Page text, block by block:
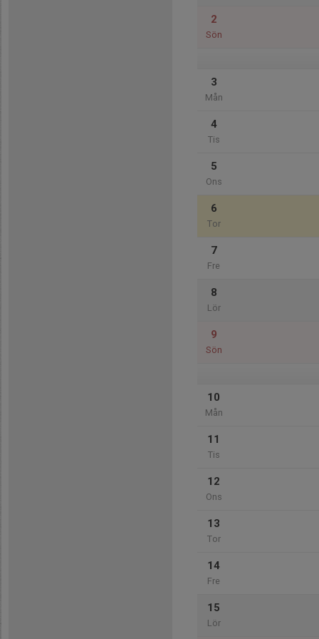
2
Sön
3
Mån
4
Tis
5
Ons
6
Tor
7
Fre
8
Lör
9
Sön
10
Mån
11
Tis
12
Ons
13
Tor
14
Fre
15
Lör